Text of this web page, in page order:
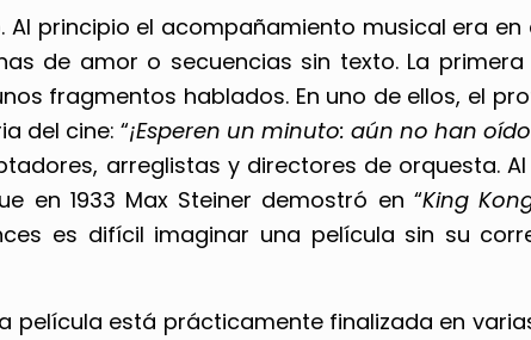
Al principio el acompañamiento musical era
de amor o secuencias sin texto. La primera
fragmentos hablados. En uno de ellos, el
del cine: “¡Esperen un minuto: aún no han
arreglistas y directores de orquesta.
en 1933 Max Steiner demostró en “King
es difícil imaginar una película sin su
está prácticamente finalizada en